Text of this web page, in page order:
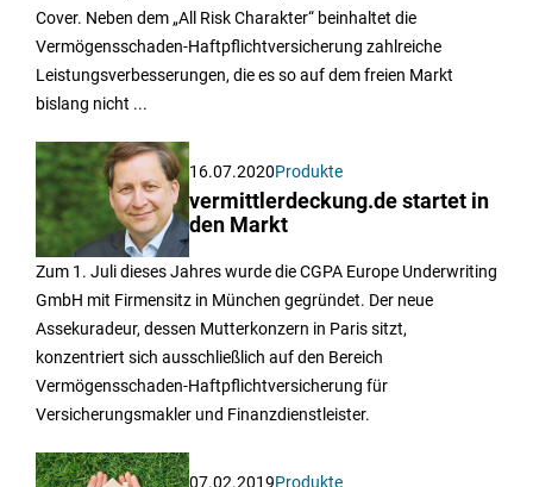
Cover. Neben dem „All Risk Charakter“ beinhaltet die
Vermögensschaden-Haftpflichtversicherung zahlreiche
Leistungsverbesserungen, die es so auf dem freien Markt
bislang nicht ...
16.07.2020Produkte
vermittlerdeckung.de startet in
den Markt
Zum 1. Juli dieses Jahres wurde die CGPA Europe Underwriting
GmbH mit Firmensitz in München gegründet. Der neue
Assekuradeur, dessen Mutterkonzern in Paris sitzt,
konzentriert sich ausschließlich auf den Bereich
Vermögensschaden-Haftpflichtversicherung für
Versicherungsmakler und Finanzdienstleister.
07.02.2019Produkte